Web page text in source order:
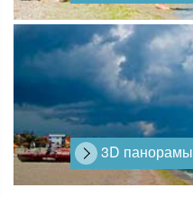
3D панорамы